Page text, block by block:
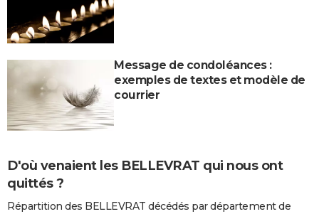
Message de condoléances :
exemples de textes et modèle de
courrier
D'où venaient les BELLEVRAT qui nous ont
quittés ?
Répartition des BELLEVRAT décédés par département de